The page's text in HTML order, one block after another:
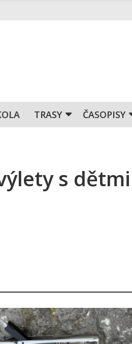
TRASY ČASOPISY
s dětmi